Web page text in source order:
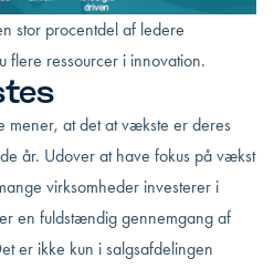
stor procentdel af ledere
flere ressourcer i innovation.
at det at vækste er deres
år. Udover at have fokus på vækst
virksomheder investerer i
en fuldstændig gennemgang af
er ikke kun i salgsafdelingen